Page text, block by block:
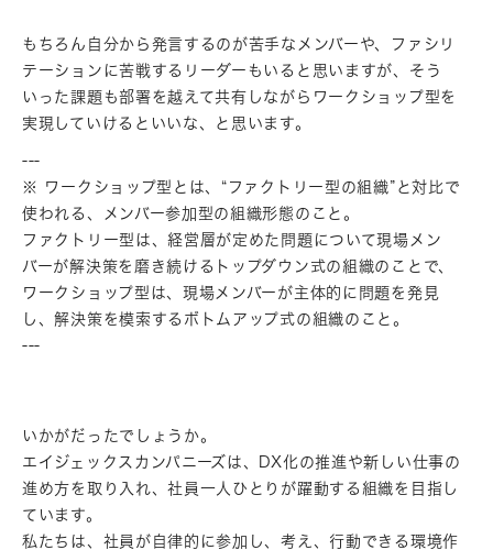
もちろん自分から発言するのが苦手なメンバーや、ファシリ
テーションに苦戦するリーダーもいると思いますが、そう
いった課題も部署を越えて共有しながらワークショップ型を
実現していけるといいな、と思います。
---
※ ワークショップ型とは、“ファクトリー型の組織”と対比で
使われる、メンバー参加型の組織形態のこと。
ファクトリー型は、経営層が定めた問題について現場メン
バーが解決策を磨き続けるトップダウン式の組織のことで、
ワークショップ型は、現場メンバーが主体的に問題を発見
し、解決策を模索するボトムアップ式の組織のこと。
---
いかがだったでしょうか。
エイジェックスカンパニーズは、DX化の推進や新しい仕事の
進め方を取り入れ、社員一人ひとりが躍動する組織を目指し
ています。
私たちは、社員が自律的に参加し、考え、行動できる環境作